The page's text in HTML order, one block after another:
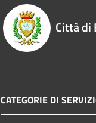
Città di
CATEGORIE DI